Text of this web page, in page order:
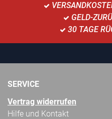
GELD-
30 TAGE
SERVICE
Vertrag widerrufen
Hilfe und Kontakt